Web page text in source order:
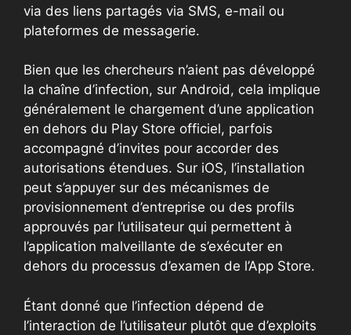
via des liens partagés via SMS, e-mail ou
plateformes de messagerie.
Bien que les chercheurs n’aient pas développé
la chaîne d’infection, sur Android, cela implique
généralement le chargement d’une application
en dehors du Play Store officiel, parfois
accompagné d’invites pour accorder des
autorisations étendues. Sur iOS, l’installation
peut s’appuyer sur des mécanismes de
provisionnement d’entreprise ou des profils
approuvés par l’utilisateur qui permettent à
l’application malveillante de s’exécuter en
dehors du processus d’examen de l’App Store.
Étant donné que l’infection dépend de
l’interaction de l’utilisateur plutôt que d’exploits